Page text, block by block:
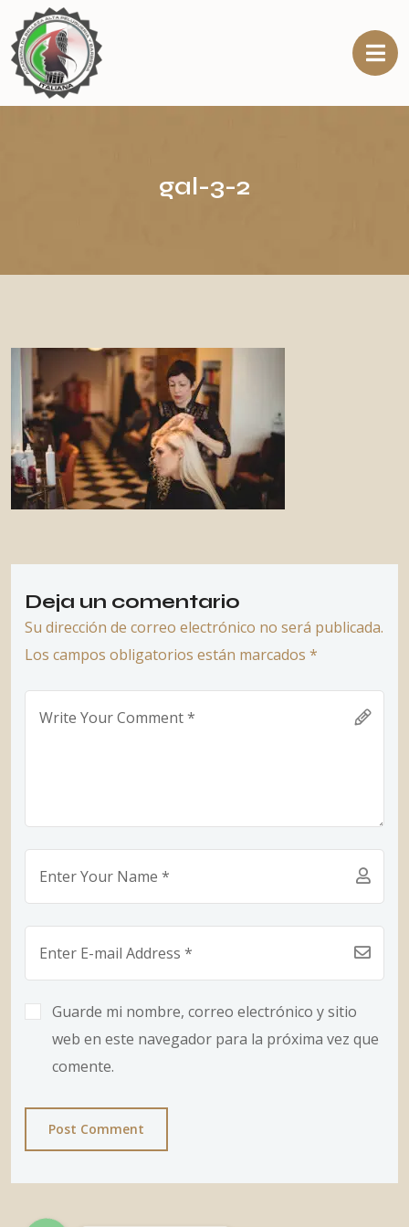
gal-3-2
Deja un comentario
Su dirección de correo electrónico no será publicada.
Los campos obligatorios están marcados *
Guarde mi nombre, correo electrónico y sitio
web en este navegador para la próxima vez que
comente.
Post Comment